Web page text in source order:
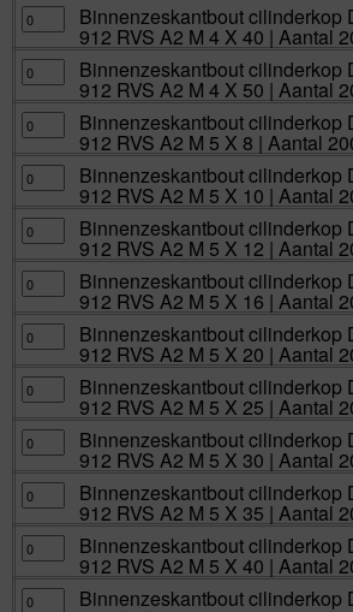
200
aantal
X
30
|
200
aantal
RVS
A2
M
X
35
|
200
aantal
Binnenzeskantbout
cilinderkop
DIN
RVS
A2
M
X
40
|
200
aantal
Binnenzeskantbout cilinderkop
912 RVS A2 M 4 X 40 | Aantal
Binnenzeskantbout
cilinderkop
DIN
RVS
A2
M
X
50
|
200
aantal
Binnenzeskantbout cilinderkop
912 RVS A2 M 4 X 50 | Aantal
Binnenzeskantbout
cilinderkop
DIN
RVS
A2
M
X
8
|
200
aantal
Binnenzeskantbout cilinderkop
912 RVS A2 M 5 X 8 | Aantal
Binnenzeskantbout
cilinderkop
DIN
RVS
A2
M
X
10
|
200
aantal
Binnenzeskantbout cilinderkop
912 RVS A2 M 5 X 10 | Aantal
Binnenzeskantbout
cilinderkop
DIN
RVS
A2
M
X
12
|
200
aantal
Binnenzeskantbout cilinderkop
912 RVS A2 M 5 X 12 | Aantal
Binnenzeskantbout
cilinderkop
DIN
RVS
A2
M
X
16
|
200
aantal
Binnenzeskantbout cilinderkop
912 RVS A2 M 5 X 16 | Aantal
Binnenzeskantbout
cilinderkop
DIN
RVS
A2
M
X
20
|
200
aantal
Binnenzeskantbout cilinderkop
912 RVS A2 M 5 X 20 | Aantal
Binnenzeskantbout
cilinderkop
DIN
RVS
A2
M
X
25
|
200
aantal
Binnenzeskantbout cilinderkop
912 RVS A2 M 5 X 25 | Aantal
Binnenzeskantbout
cilinderkop
DIN
RVS
A2
M
X
30
|
200
aantal
Binnenzeskantbout cilinderkop
912 RVS A2 M 5 X 30 | Aantal
Binnenzeskantbout
cilinderkop
DIN
RVS
A2
M
X
35
Binnenzeskantbout cilinderkop
912 RVS A2 M 5 X 35 | Aantal
Binnenzeskantbout
cilinderkop
DIN
RVS
A2
Binnenzeskantbout cilinderkop
912 RVS A2 M 5 X 40 | Aantal
Binnenzeskantbout
cilinderkopBinnenzeskantbout cilinderkop